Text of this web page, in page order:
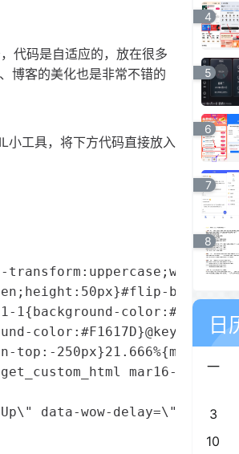
代码是自适应的，放在很多
博客的美化也是非常不错的
工具，将下方代码直接放入
box-1
1{background-
color:#F1617D}@keyframes
top:-
mar16-b\">
data-wow-delay=\"0.3s\">
4
5
6
7
8
日
一
3
10